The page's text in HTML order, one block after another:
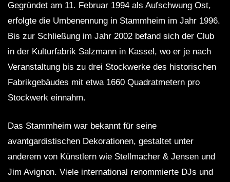
Gegründet am 11. Februar 1994 als Aufschwung Ost,
erfolgte die Umbenennung in Stammheim im Jahr 1996.
Bis zur Schließung im Jahr 2002 befand sich der Club
in der Kulturfabrik Salzmann in Kassel, wo er je nach
Veranstaltung bis zu drei Stockwerke des historischen
Fabrikgebäudes mit etwa 1660 Quadratmetern pro
Stockwerk einnahm.
Das Stammheim war bekannt für seine
avantgardistischen Dekorationen, gestaltet unter
anderem von Künstlern wie Stellmacher & Jensen und
Jim Avignon. Viele international renommierte DJs und